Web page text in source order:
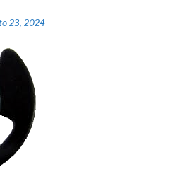
23, 2024